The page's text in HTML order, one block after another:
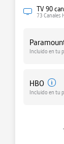
TV 90
73 Canales
Incluido en tu
HBO
Incluido en tu
Administra tu